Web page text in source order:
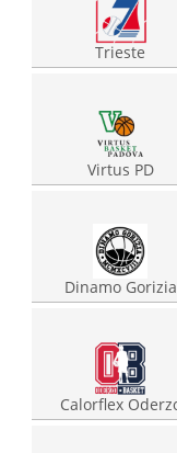
Trieste
Virtus PD
Dinamo Gorizia
Calorflex